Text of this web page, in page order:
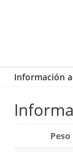
Información
Peso